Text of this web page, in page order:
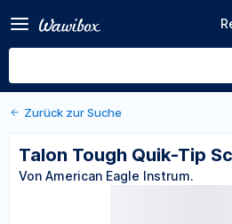
Zurück zur Suche
Talon Tough Quik-Tip
Von American Eagle Instrum.